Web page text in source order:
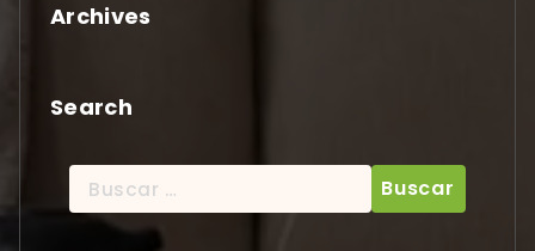
Archives
Search
Buscar: